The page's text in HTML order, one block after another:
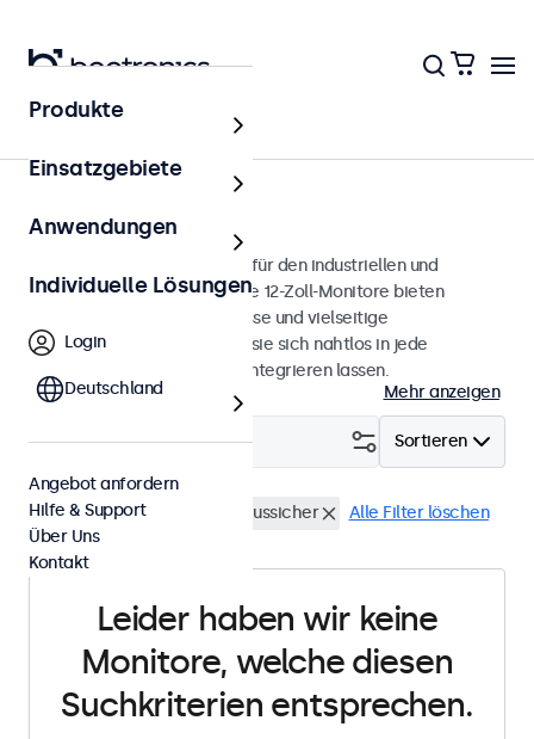
Monitore
12 Zoll Monitore
12-Zoll-Monitore, entwickelt für den industriellen und
professionellen Einsatz. Diese 12-Zoll-Monitore bieten
verschiedene Videoanschlüsse und vielseitige
Montageoptionen, wodurch sie sich nahtlos in jede
Anwendung und Umgebung integrieren lassen.
Mehr anzeigen
Sortieren
Filtern (0)
12 Zoll Monitore Vandalismussicher Alle Filter löschen
Leider haben wir keine
Monitore, welche diesen
Suchkriterien entsprechen.
Produkte
Einsatzgebiete
Anwendungen
Individuelle Lösungen
Login
Deutschland
Angebot anfordern
Hilfe & Support
Über Uns
Kontakt